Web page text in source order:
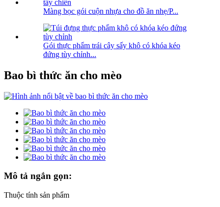
Màng bọc gói cuộn nhựa cho đồ ăn nhẹ/P...
Gói thực phẩm trái cây sấy khô có khóa kéo
đứng tùy chỉnh...
Bao bì thức ăn cho mèo
Mô tả ngắn gọn:
Thuộc tính sản phẩm